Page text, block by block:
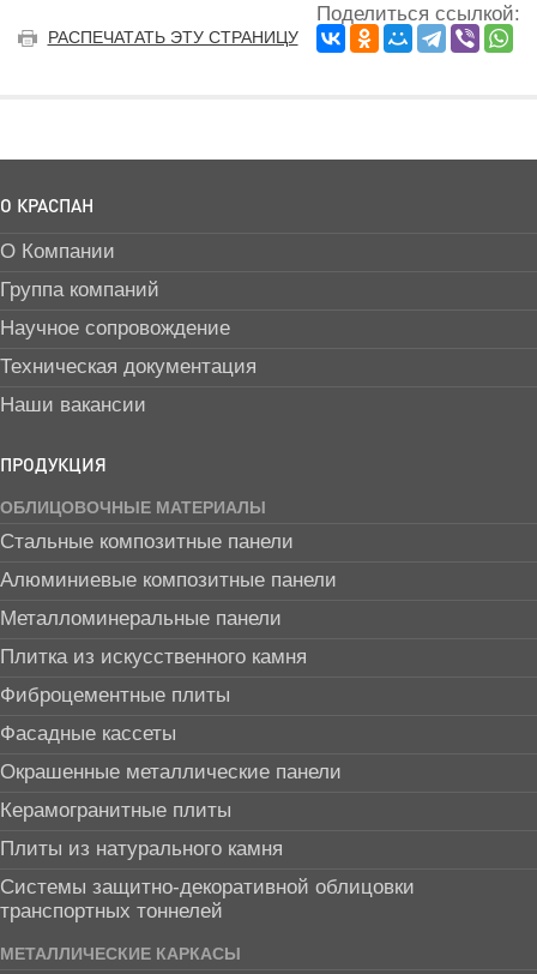
РАСПЕЧАТАТЬ ЭТУ СТРАНИЦУ
Поделиться ссылкой:
О КРАСПАН
О Компании
Группа компаний
Научное сопровождение
Техническая документация
Наши вакансии
ПРОДУКЦИЯ
ОБЛИЦОВОЧНЫЕ МАТЕРИАЛЫ
Стальные композитные панели
Алюминиевые композитные панели
Металломинеральные панели
Плитка из искусственного камня
Фиброцементные плиты
Фасадные кассеты
Окрашенные металлические панели
Керамогранитные плиты
Плиты из натурального камня
Системы защитно-декоративной облицовки
транспортных тоннелей
МЕТАЛЛИЧЕСКИЕ КАРКАСЫ